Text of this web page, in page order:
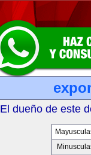
El dueño de este